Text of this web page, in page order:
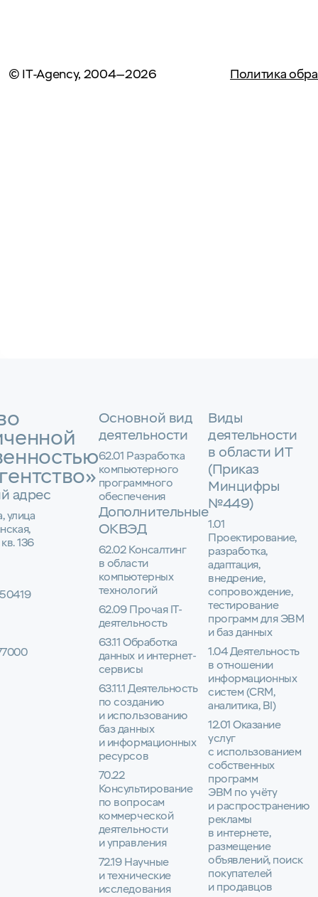
© IT-Agency, 2004—2026 Политика
адрес
улица
136
Основной вид
деятельности
62.01 Разработка
компьютерного
программного
обеспечения
Дополнительные
ОКВЭД
62.02 Консалтинг
в области
компьютерных
технологий
62.09 Прочая IT-
деятельность
63.11 Обработка
данных и интернет-
сервисы
63.11.1 Деятельность
по созданию
и использованию
баз данных
и информационных
ресурсов
70.22
Консультирование
по вопросам
коммерческой
деятельности
и управления
72.19 Научные
и технические
исследования
Виды
деятельности
в области ИТ
(Приказ
Минцифры
№449)
1.01
Проектирование,
разработка,
адаптация,
внедрение,
сопровождение,
тестирование
программ для ЭВМ
и баз данных
1.04 Деятельность
в отношении
информационных
систем (CRM,
аналитика, BI)
12.01 Оказание
услуг
с использованием
собственных
программ
ЭВМ по учёту
и распространению
рекламы
в интернете,
размещение
объявлений, поиск
покупателей
и продавцов